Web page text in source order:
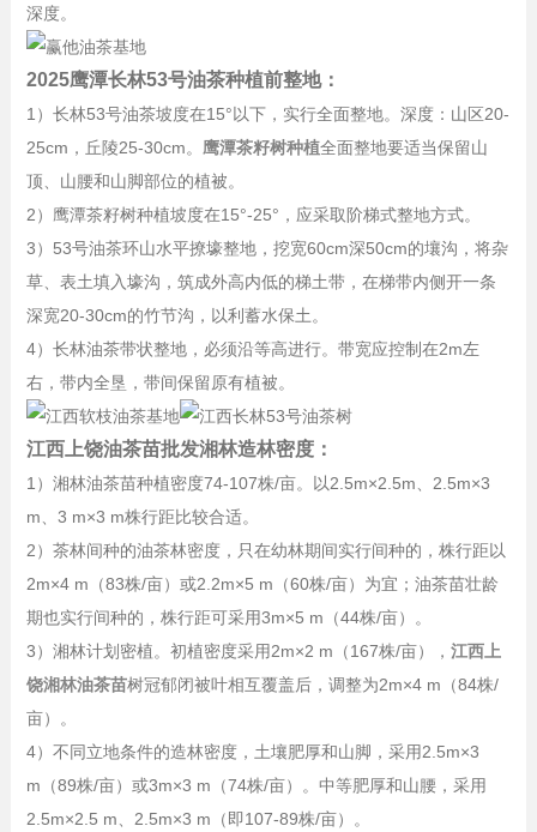
深度。
2025鹰潭长林53号油茶种植前整地：
1）长林53号油茶坡度在15°以下，实行全面整地。深度：山区20-
25cm，丘陵25-30cm。 鹰潭茶籽树种植全面整地要适当保留山
顶、山腰和山脚部位的植被。
2）鹰潭茶籽树种植坡度在15°-25°，应采取阶梯式整地方式。
3）53号油茶环山水平撩壕整地，挖宽60cm深50cm的壤沟，将杂
草、表土填入壕沟，筑成外高内低的梯土带，在梯带内侧开一条
深宽20-30cm的竹节沟，以利蓄水保土。
4）长林油茶带状整地，必须沿等高进行。带宽应控制在2m左
右，带内全垦，带间保留原有植被。
江西上饶油茶苗批发湘林造林密度：
1）湘林油茶苗种植密度74-107株/亩。以2.5m×2.5m、2.5m×3
m、3 m×3 m株行距比较合适。
2）茶林间种的油茶林密度，只在幼林期间实行间种的，株行距以
2m×4 m（83株/亩）或2.2m×5 m（60株/亩）为宜；油茶苗壮龄
期也实行间种的，株行距可采用3m×5 m（44株/亩）。
3）湘林计划密植。初植密度采用2m×2 m（167株/亩）， 江西上
饶湘林油茶苗树冠郁闭被叶相互覆盖后，调整为2m×4 m（84株/
亩）。
4）不同立地条件的造林密度，土壤肥厚和山脚，采用2.5m×3
m（89株/亩）或3m×3 m（74株/亩）。中等肥厚和山腰，采用
2.5m×2.5 m、2.5m×3 m（即107-89株/亩）。